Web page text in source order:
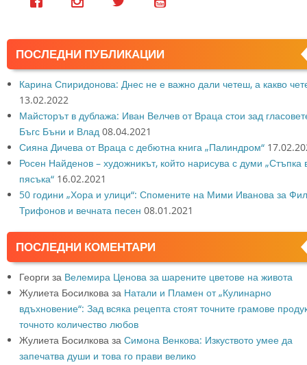
ПОСЛЕДНИ ПУБЛИКАЦИИ
Карина Спиридонова: Днес не е важно дали четеш, а какво
13.02.2022
Майсторът в дублажа: Иван Велчев от Враца стои зад
Бъгс Бъни и Влад 08.04.2021
Сияна Дичева от Враца с дебютна книга „Палиндром“
Росен Найденов – художникът, който нарисува с думи „Стъпка
пясъка“ 16.02.2021
50 години „Хора и улици“: Спомените на Мими Иванова за
Трифонов и вечната песен 08.01.2021
ПОСЛЕДНИ КОМЕНТАРИ
Георги за Велемира Ценова за шарените цветове на живота
Жулиета Босилкова за Натали и Пламен от „Кулинарно
вдъхновение“: Зад всяка рецепта стоят точните грамове
точното количество любов
Жулиета Босилкова за Симона Венкова: Изкуството умее да
запечатва души и това го прави велико